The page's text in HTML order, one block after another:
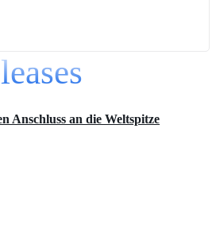
Anschluss an die Weltspitze